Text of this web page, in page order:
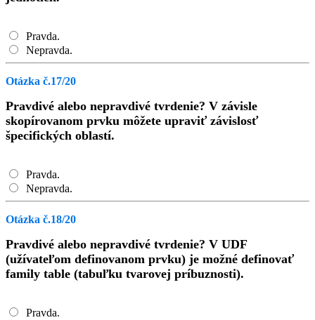
Pravda.
Nepravda.
Otázka č.17/20
Pravdivé alebo nepravdivé tvrdenie? V závisle
skopírovanom prvku môžete upraviť závislosť
špecifických oblastí.
Pravda.
Nepravda.
Otázka č.18/20
Pravdivé alebo nepravdivé tvrdenie? V UDF
(užívateľom definovanom prvku) je možné definovať
family table (tabuľku tvarovej príbuznosti).
Pravda.